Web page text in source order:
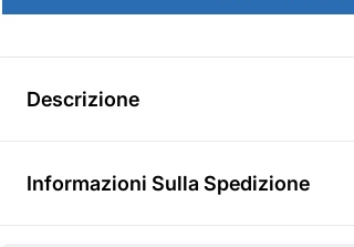
o
mDescrizione
Informazioni Sulla Spedizione